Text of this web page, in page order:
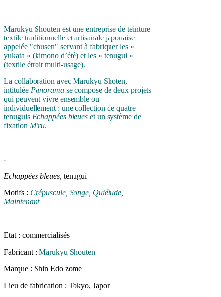
Marukyu Shouten est une entreprise de teinture
textile traditionnelle et artisanale japonaise
appelée "chusen" servant à fabriquer les «
yukata » (kimono d’été) et les « tenugui »
(textile étroit multi-usage).
La collaboration avec Marukyu Shoten,
intitulée Panorama se compose de deux projets
qui peuvent vivre ensemble ou
individuellement : une collection de quatre
tenuguis Echappées bleues et un système de
fixation Miru.
-
Echappées bleues, tenugui
Motifs : Crépuscule, Songe, Quiétude,
Maintenant
Etat : commercialisés
Fabricant : Marukyu Shouten
Marque : Shin Edo zome
Lieu de fabrication : Tokyo, Japon